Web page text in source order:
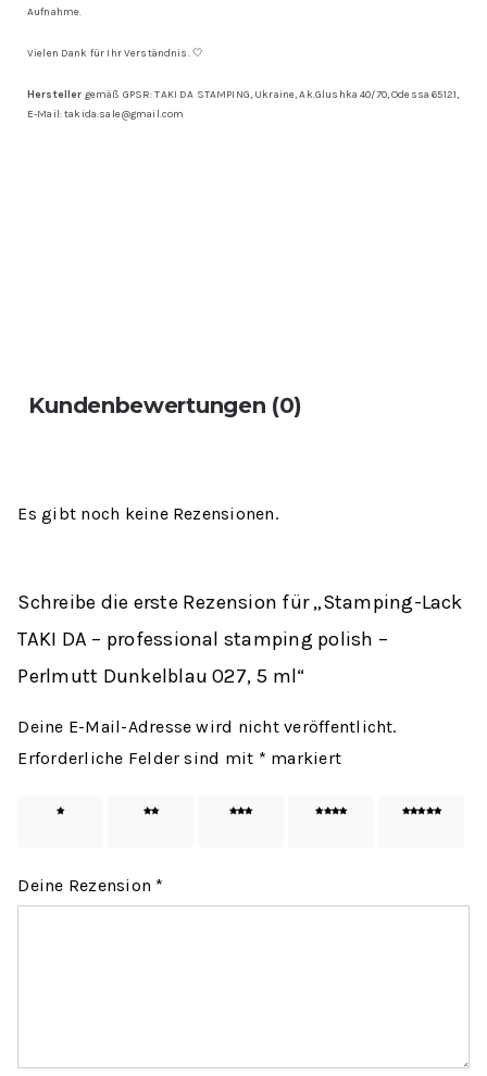
Aufnahme.
Vielen Dank für Ihr Verständnis. 🤍
Hersteller gemäß GPSR: TAKI DA STAMPING, Ukraine, Ak.Glushka 40/70, Odessa 65121,
E-Mail: takida.sale@gmail.com
Kundenbewertungen (0)
Es gibt noch keine Rezensionen.
Schreibe die erste Rezension für „Stamping-Lack
TAKI DA – professional stamping polish –
Perlmutt Dunkelblau 027, 5 ml“
Deine E-Mail-Adresse wird nicht veröffentlicht.
Erforderliche Felder sind mit * markiert
1 von
2 von
3 von
4 von
5 von
Deine Rezension *